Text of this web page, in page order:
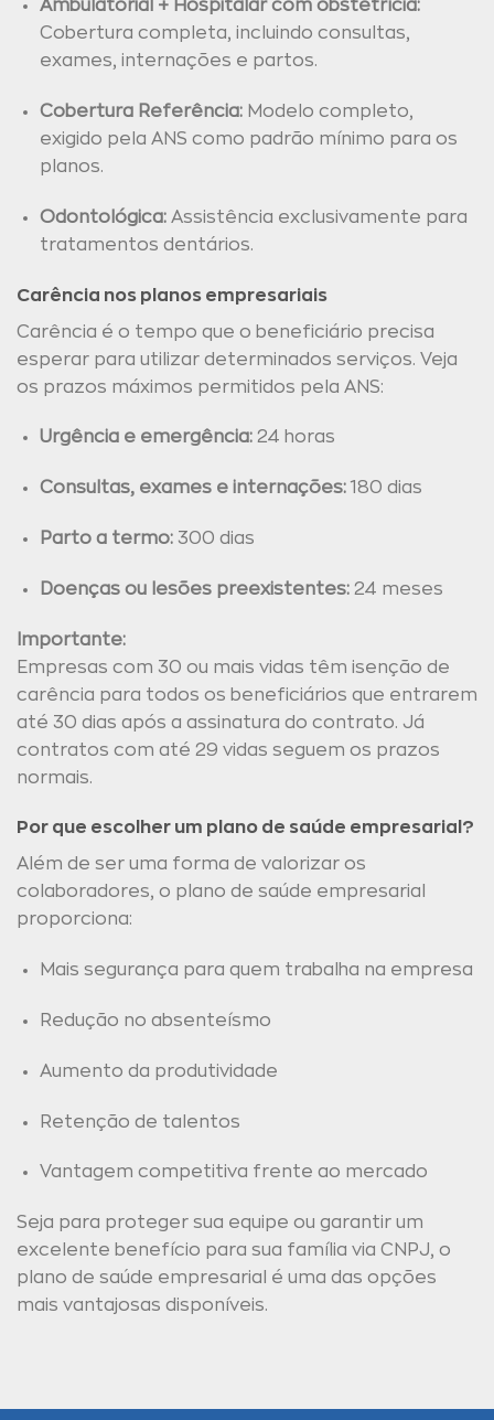
Ambulatorial + Hospitalar com obstetrícia:
Cobertura completa, incluindo consultas,
exames, internações e partos.
Cobertura Referência:Modelo completo,
exigido pela ANS como padrão mínimo para os
planos.
Odontológica:Assistência exclusivamente para
tratamentos dentários.
Carência nos planos empresariais
Carência é o tempo que o beneficiário precisa
esperar para utilizar determinados serviços. Veja
os prazos máximos permitidos pela ANS:
Urgência e emergência:24 horas
Consultas, exames e internações:180 dias
Parto a termo:300 dias
Doenças ou lesões preexistentes:24 meses
Importante:
Empresas com 30 ou mais vidas têm isenção de
carência para todos os beneficiários que entrarem
até 30 dias após a assinatura do contrato. Já
contratos com até 29 vidas seguem os prazos
normais.
Por que escolher um plano de saúde empresarial?
Além de ser uma forma de valorizar os
colaboradores, o plano de saúde empresarial
proporciona:
Mais segurança para quem trabalha na empresa
Redução no absenteísmo
Aumento da produtividade
Retenção de talentos
Vantagem competitiva frente ao mercado
Seja para proteger sua equipe ou garantir um
excelente benefício para sua família via CNPJ, o
plano de saúde empresarial é uma das opções
mais vantajosas disponíveis.